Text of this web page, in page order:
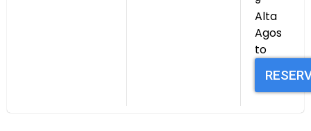
Alta
Agos
to